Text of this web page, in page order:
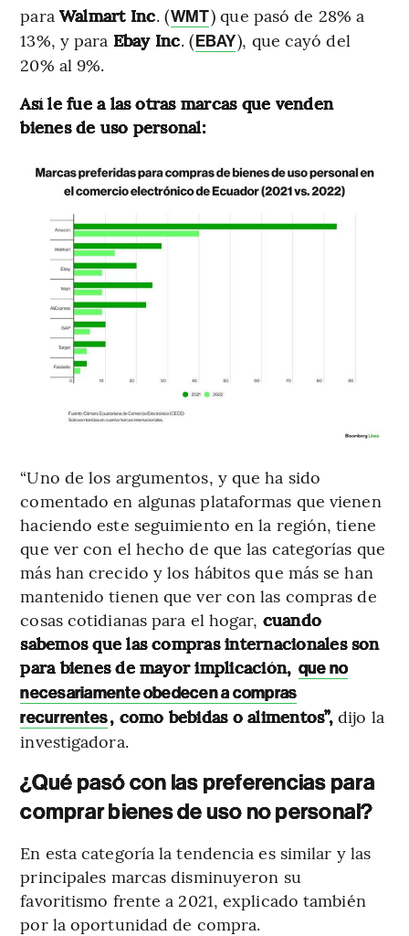
para Walmart Inc. (WMT) que pasó de 28% a
13%, y para Ebay Inc. (EBAY), que cayó del
20% al 9%.
Así le fue a las otras marcas que venden
bienes de uso personal:
“Uno de los argumentos, y que ha sido
comentado en algunas plataformas que vienen
haciendo este seguimiento en la región, tiene
que ver con el hecho de que las categorías que
más han crecido y los hábitos que más se han
mantenido tienen que ver con las compras de
cosas cotidianas para el hogar, cuando
sabemos que las compras internacionales son
para bienes de mayor implicación, que no
necesariamente obedecen a compras
recurrentes, como bebidas o alimentos”, dijo la
investigadora.
¿Qué pasó con las preferencias para
comprar bienes de uso no personal?
En esta categoría la tendencia es similar y las
principales marcas disminuyeron su
favoritismo frente a 2021, explicado también
por la oportunidad de compra.